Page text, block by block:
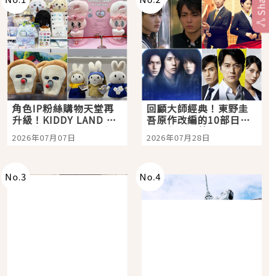
角色IP粉絲購物天堂再
升級！KIDDY LAND 原
宿店吉伊卡哇迎客，新
開幕 OMOKADO 店3分
2026年07月07日
回顧大師經典！東野圭
吾原作改編的10部日本
影視作品推薦
2026年07月28日
No.3 No.4